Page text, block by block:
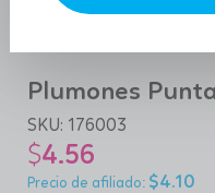
Plumones
SKU: 176003
$4.56
$4.10